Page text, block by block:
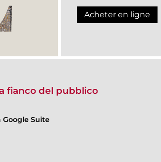
Acheter en ligne
fianco del pubblico
Suite